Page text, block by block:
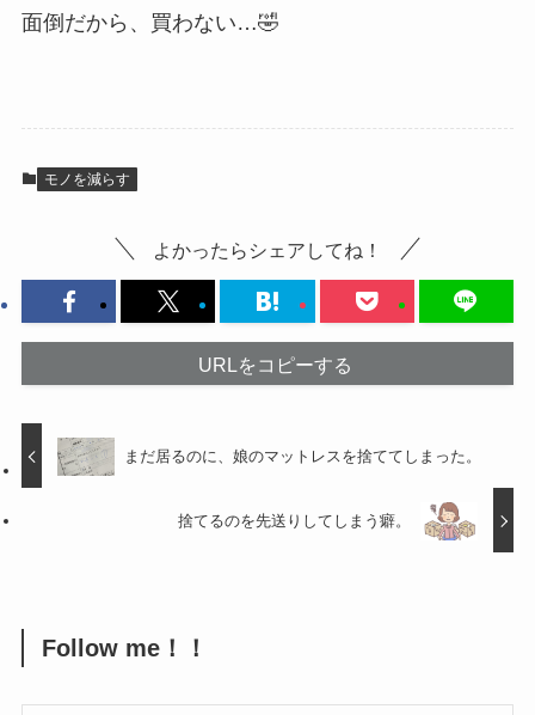
面倒だから、買わない…🤣
モノを減らす
よかったらシェアしてね！
URLをコピーする
まだ居るのに、娘のマットレスを捨ててしまった。
捨てるのを先送りしてしまう癖。
Follow me！！